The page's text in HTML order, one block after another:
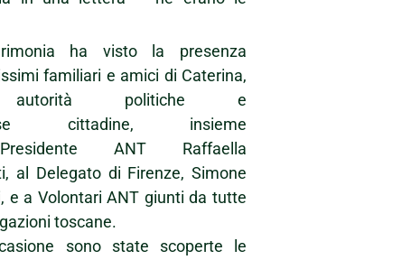
ha visto la presenza
familiari e amici di Caterina,
politiche e
cittadine, insieme
ANT Raffaella
al Delegato di Firenze, Simone
e a Volontari ANT giunti da tutte
toscane.
sono state scoperte le